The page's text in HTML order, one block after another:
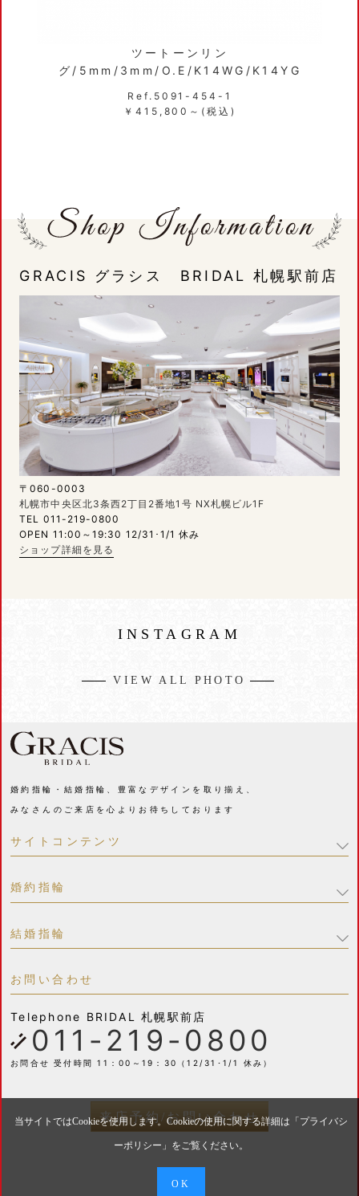
ツートーンリン
グ/5mm/3mm/O.E/K14WG/K14YG
Ref.5091-454-1
￥415,800～(税込)
GRACIS グラシス BRIDAL 札幌駅前店
〒060-0003
札幌市中央区北3条西2丁目2番地1号 NX札幌ビル1F
TEL 011-219-0800
OPEN 11:00～19:30 12/31･1/1 休み
ショップ詳細を見る
INSTAGRAM
VIEW ALL PHOTO
婚約指輪・結婚指輪、豊富なデザインを取り揃え、
みなさんのご来店を心よりお待ちしております
サイトコンテンツ
婚約指輪
結婚指輪
お問い合わせ
Telephone BRIDAL 札幌駅前店
011-219-0800
お問合せ 受付時間 11：00～19：30（12/31･1/1 休み）
来店予約/お問い合わせ
当サイトではCookieを使用します。Cookieの使用に関する詳細は「 プライバシ
ーポリシー 」をご覧ください。
OK